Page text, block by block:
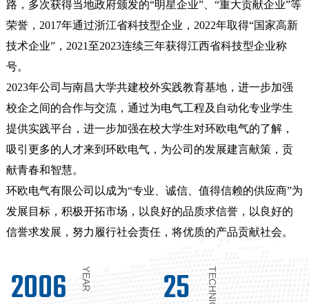
路，多次获得当地政府颁发的“明星企业”、“重大贡献企业”等
荣誉，2017年通过浙江省科技型企业，2022年取得“国家高新
技术企业”，2021至2023连续三年获得江西省科技型企业称
号。
2023年公司与南昌大学共建校外实践教育基地，进一步加强
校企之间的合作与交流，通过为电气工程及自动化专业学生
提供实践平台，进一步加强在校大学生对环欧电气的了解，
吸引更多的人才来到环欧电气，为公司的发展建言献策，贡
献青春和智慧。
环欧电气有限公司以成为“专业、诚信、值得信赖的供应商”为
发展目标，积极开拓市场，以良好的品质求信誉，以良好的
信誉求发展，努力履行社会责任，将优质的产品贡献社会。
2006 YEAR 25